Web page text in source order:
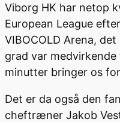
Viborg HK har netop
European League
VIBOCOLD Arena,
grad var
minutter bringer os
Det er da også den
cheftræner Jakob